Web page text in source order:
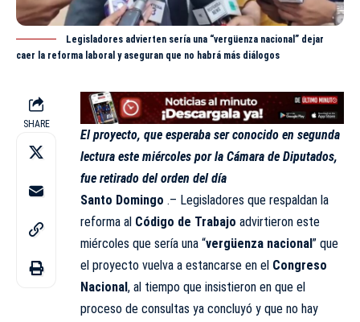
Legisladores advierten sería una “vergüenza nacional” dejar
caer la reforma laboral y aseguran que no habrá más diálogos
SHARE
El proyecto, que esperaba ser conocido en segunda
lectura este miércoles por la Cámara de Diputados,
fue retirado del orden del día
Santo Domingo .– Legisladores que respaldan la
reforma al Código de Trabajo advirtieron este
miércoles que sería una “vergüenza nacional ” que
el proyecto vuelva a estancarse en el Congreso
Nacional , al tiempo que insistieron en que el
proceso de consultas ya concluyó y que no hay